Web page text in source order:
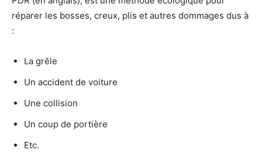
réparer les bosses, creux, plis et autres dommages dus à
:
La grêle
Un accident de voiture
Une collision
Un coup de portière
Etc.